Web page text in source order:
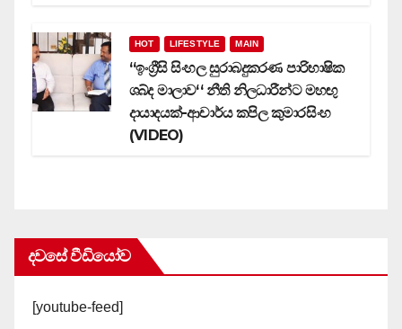
HOT LIFESTYLE MAIN
‘‘ඉංග්‍රීසි සිංහල සුරාබදුකරණ පාරිභාෂික
ශබ්ද මාලාව‘‘ නීති නිලධාරීන්ට මහඟු
දායාදයක්-ආචාර්ය කපිල කුමාරසිංහ
(VIDEO)
දවසේ වීඩියෝව
[youtube-feed]